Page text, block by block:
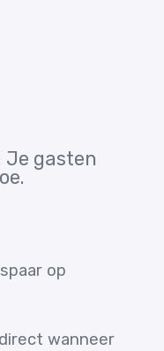
Je gasten
op
wanneer